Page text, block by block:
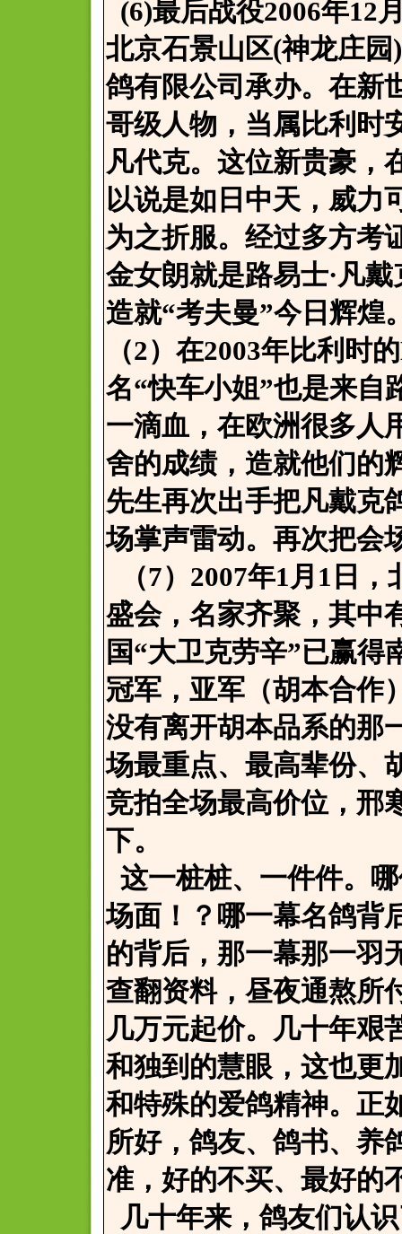
(6)最后战役2006年12
北京石景山区(神龙庄
鸽有限公司承办。在新
哥级人物，当属比利时
凡代克。这位新贵豪，
以说是如日中天，威力
为之折服。经过多方考
金女朗就是路易士·凡
造就“考夫曼”今日辉煌
（2）在2003年比利时
名“快车小姐”也是来自
一滴血，在欧洲很多人
舍的成绩，造就他们的
先生再次出手把凡戴克
场掌声雷动。再次把会
（7）2007年1月1日
盛会，名家齐聚，其中
国“大卫克劳辛”已赢得
冠军，亚军（胡本合作
没有离开胡本品系的那
场最重点、最高辈份、
竞拍全场最高价位，邢
下。
这一桩桩、一件件。
场面！？哪一幕名鸽背
的背后，那一幕那一羽
查翻资料，昼夜通熬所
几万元起价。几十年艰
和独到的慧眼，这也更
和特殊的爱鸽精神。正
所好，鸽友、鸽书、
准，好的不买、最好
几十年来，鸽友们认